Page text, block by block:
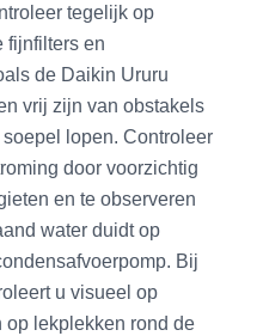
tegelijk op
fijnfilters en
de Daikin Ururu
vrij zijn van obstakels
lopen. Controleer
door voorzichtig
en te observeren
water duidt op
Bij
u visueel op
op lekplekken rond de